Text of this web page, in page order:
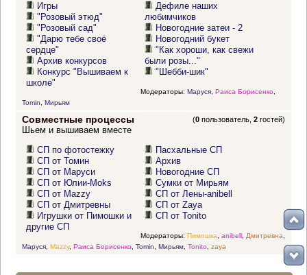
Игры
"Розовый этюд"
"Розовый сад"
"Дарю тебе своё
сердце"
Архив конкурсов
Конкурс "Вышиваем к
школе"
Дефиле наших
любимчиков
Новогодние затеи - 2
Новогодний букет
"Как хороши, как свежи
были розы..."
"Шебби-шик"
Модераторы: Маруся, Раиса Борисенко,
Tomin
Мирьям
Совместные процессы (0 пользователь,2 гостей)
Шьем и вышиваем вместе
СП по фотостежку
СП от Томин
СП от Маруси
СП от Юлии-Moks
СП от Mazzy
СП от Дмитревны
Игрушки от Пимошки и
другие СП
Пасхальные СП
Архив
Новогодние СП
Сумки от Мирьям
СП от Лены-anibell
СП от Zaya
СП от Tonito
Модераторы: Пимошка anibell, Дмитревна
Маруся, Mazzy, Раиса Борисенко, Tomin Мирьям, Tonito zaya